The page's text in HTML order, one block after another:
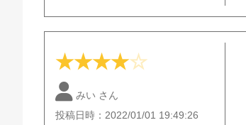
★★★★☆
みい さん
投稿日時：2022/01/01 19:49:26